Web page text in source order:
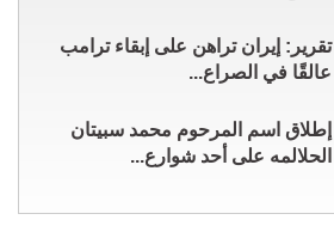
تقرير: إيران تراهن على إبقاء ترامب
عالقًا في الصراع...
إطلاق اسم المرحوم محمد سبيتان
الحلالمه على أحد شوارع...